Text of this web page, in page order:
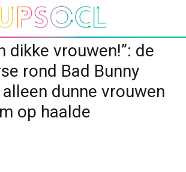
dikke vrouwen!”: de
rond Bad Bunny
dunne vrouwen
op haalde